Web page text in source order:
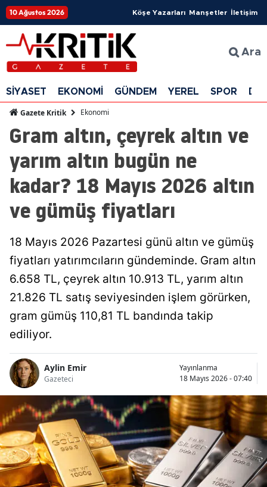
10 Ağustos 2026 Köşe Yazarları Manşetler İletişim
Ara
SİYASET EKONOMİ GÜNDEM YEREL SPOR
Gazete Kritik Ekonomi
Gram altın, çeyrek altın ve
yarım altın bugün ne
kadar? 18 Mayıs 2026 altın
ve gümüş fiyatları
18 Mayıs 2026 Pazartesi günü altın ve gümüş
fiyatları yatırımcıların gündeminde. Gram altın
6.658 TL, çeyrek altın 10.913 TL, yarım altın
21.826 TL satış seviyesinden işlem görürken,
gram gümüş 110,81 TL bandında takip
ediliyor.
Aylin Emir
Gazeteci
Yayınlanma
18 Mayıs 2026 - 07:40